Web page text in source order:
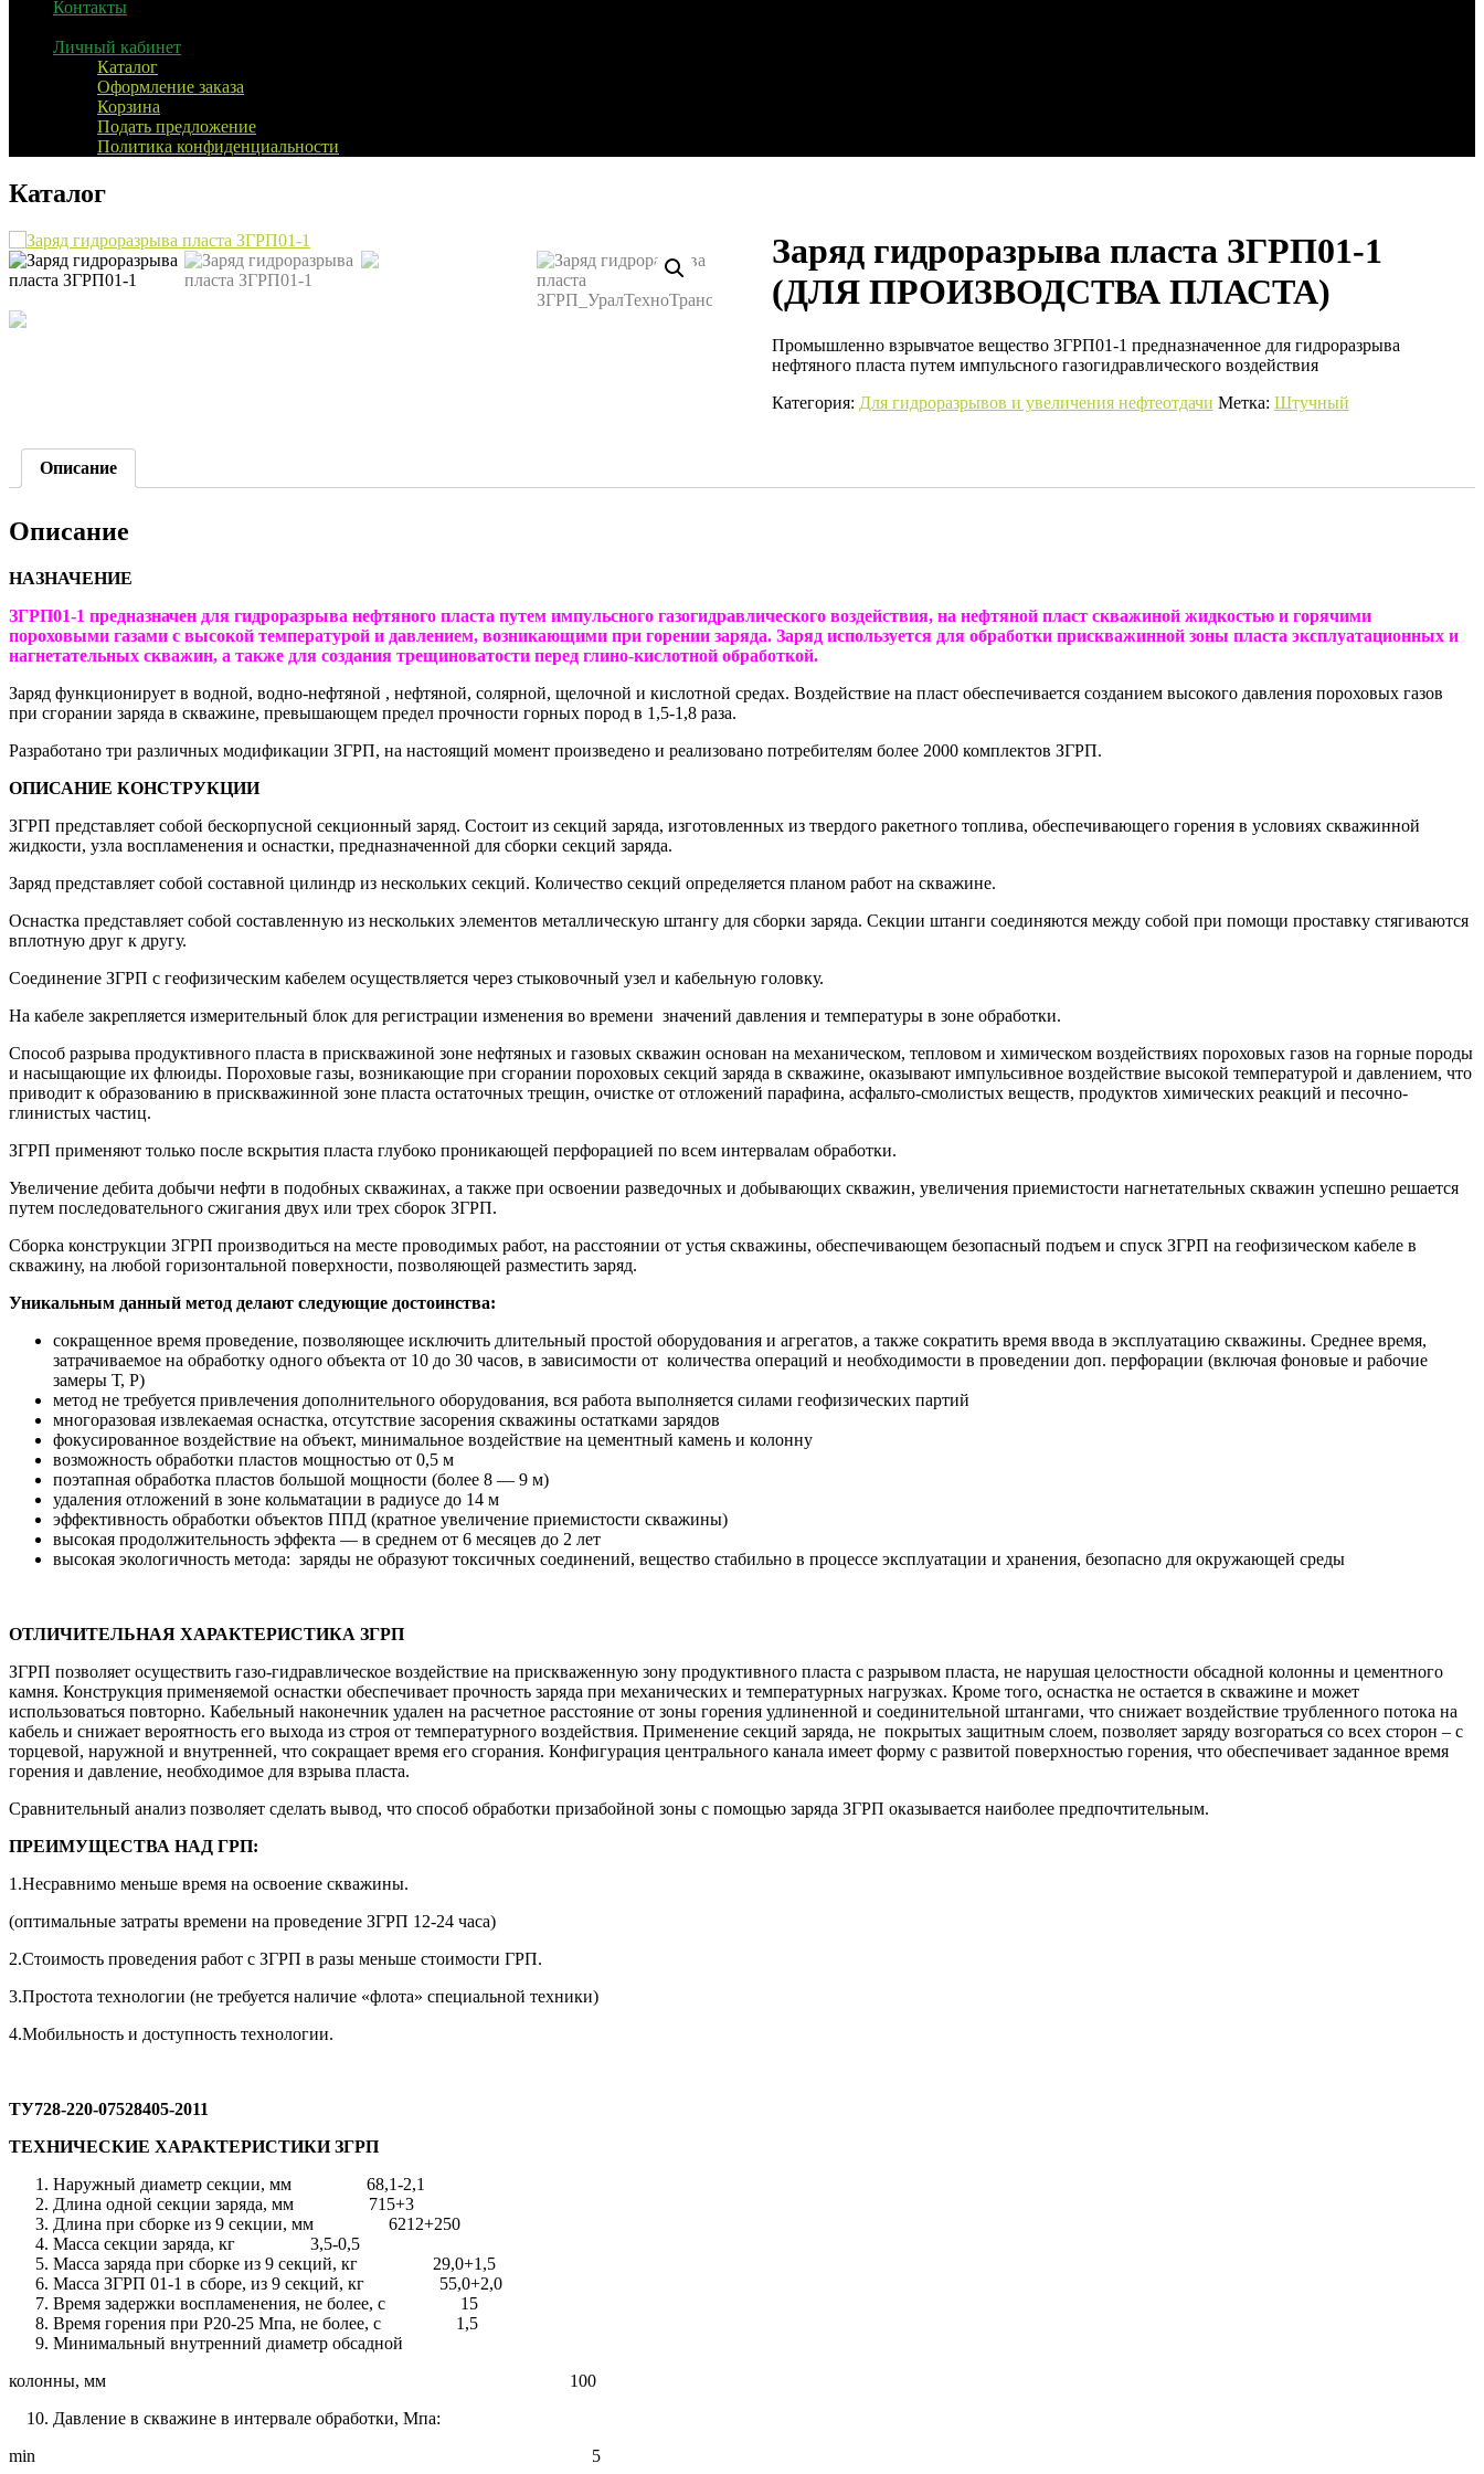
Контакты
Личный кабинет
Каталог
Оформление заказа
Корзина
Подать предложение
Политика конфиденциальности
Каталог
Заряд гидроразрыва пласта ЗГРП01-1
(ДЛЯ ПРОИЗВОДСТВА ПЛАСТА)
Промышленно взрывчатое вещество ЗГРП01-1 предназначенное для гидроразрыва
нефтяного пласта путем импульсного газогидравлического воздействия
Категория: Для гидроразрывов и увеличения нефтеотдачи Метка: Штучный
Описание
Описание
НАЗНАЧЕНИЕ
ЗГРП01-1 предназначен для гидроразрыва нефтяного пласта путем импульсного газогидравлического воздействия, на нефтяной пласт скважиной жидкостью и горячими
пороховыми газами с высокой температурой и давлением, возникающими при горении заряда. Заряд используется для обработки прискважинной зоны пласта эксплуатационных и
нагнетательных скважин, а также для создания трещиноватости перед глино-кислотной обработкой.
Заряд функционирует в водной, водно-нефтяной , нефтяной, солярной, щелочной и кислотной средах. Воздействие на пласт обеспечивается созданием высокого давления пороховых газов
при сгорании заряда в скважине, превышающем предел прочности горных пород в 1,5-1,8 раза.
Разработано три различных модификации ЗГРП, на настоящий момент произведено и реализовано потребителям более 2000 комплектов ЗГРП.
ОПИСАНИЕ КОНСТРУКЦИИ
ЗГРП представляет собой бескорпусной секционный заряд. Состоит из секций заряда, изготовленных из твердого ракетного топлива, обеспечивающего горения в условиях скважинной
жидкости, узла воспламенения и оснастки, предназначенной для сборки секций заряда.
Заряд представляет собой составной цилиндр из нескольких секций. Количество секций определяется планом работ на скважине.
Оснастка представляет собой составленную из нескольких элементов металлическую штангу для сборки заряда. Секции штанги соединяются между собой при помощи проставку стягиваются
вплотную друг к другу.
Соединение ЗГРП с геофизическим кабелем осуществляется через стыковочный узел и кабельную головку.
На кабеле закрепляется измерительный блок для регистрации изменения во времени значений давления и температуры в зоне обработки.
Способ разрыва продуктивного пласта в прискважиной зоне нефтяных и газовых скважин основан на механическом, тепловом и химическом воздействиях пороховых газов на горные породы
и насыщающие их флюиды. Пороховые газы, возникающие при сгорании пороховых секций заряда в скважине, оказывают импульсивное воздействие высокой температурой и давлением, что
приводит к образованию в прискважинной зоне пласта остаточных трещин, очистке от отложений парафина, асфальто-смолистых веществ, продуктов химических реакций и песочно-
глинистых частиц.
ЗГРП применяют только после вскрытия пласта глубоко проникающей перфорацией по всем интервалам обработки.
Увеличение дебита добычи нефти в подобных скважинах, а также при освоении разведочных и добывающих скважин, увеличения приемистости нагнетательных скважин успешно решается
путем последовательного сжигания двух или трех сборок ЗГРП.
Сборка конструкции ЗГРП производиться на месте проводимых работ, на расстоянии от устья скважины, обеспечивающем безопасный подъем и спуск ЗГРП на геофизическом кабеле в
скважину, на любой горизонтальной поверхности, позволяющей разместить заряд.
Уникальным данный метод делают следующие достоинства:
сокращенное время проведение, позволяющее исключить длительный простой оборудования и агрегатов, а также сократить время ввода в эксплуатацию скважины. Среднее время,
затрачиваемое на обработку одного объекта от 10 до 30 часов, в зависимости от количества операций и необходимости в проведении доп. перфорации (включая фоновые и рабочие
замеры Т, Р)
метод не требуется привлечения дополнительного оборудования, вся работа выполняется силами геофизических партий
многоразовая извлекаемая оснастка, отсутствие засорения скважины остатками зарядов
фокусированное воздействие на объект, минимальное воздействие на цементный камень и колонну
возможность обработки пластов мощностью от 0,5 м
поэтапная обработка пластов большой мощности (более 8 — 9 м)
удаления отложений в зоне кольматации в радиусе до 14 м
эффективность обработки объектов ППД (кратное увеличение приемистости скважины)
высокая продолжительность эффекта — в среднем от 6 месяцев до 2 лет
высокая экологичность метода: заряды не образуют токсичных соединений, вещество стабильно в процессе эксплуатации и хранения, безопасно для окружающей среды
ОТЛИЧИТЕЛЬНАЯ ХАРАКТЕРИСТИКА ЗГРП
ЗГРП позволяет осуществить газо-гидравлическое воздействие на прискваженную зону продуктивного пласта с разрывом пласта, не нарушая целостности обсадной колонны и цементного
камня. Конструкция применяемой оснастки обеспечивает прочность заряда при механических и температурных нагрузках. Кроме того, оснастка не остается в скважине и может
использоваться повторно. Кабельный наконечник удален на расчетное расстояние от зоны горения удлиненной и соединительной штангами, что снижает воздействие трубленного потока на
кабель и снижает вероятность его выхода из строя от температурного воздействия. Применение секций заряда, не покрытых защитным слоем, позволяет заряду возгораться со всех сторон – с
торцевой, наружной и внутренней, что сокращает время его сгорания. Конфигурация центрального канала имеет форму с развитой поверхностью горения, что обеспечивает заданное время
горения и давление, необходимое для взрыва пласта.
Сравнительный анализ позволяет сделать вывод, что способ обработки призабойной зоны с помощью заряда ЗГРП оказывается наиболее предпочтительным.
ПРЕИМУЩЕСТВА НАД ГРП:
1.Несравнимо меньше время на освоение скважины.
(оптимальные затраты времени на проведение ЗГРП 12-24 часа)
2.Стоимость проведения работ с ЗГРП в разы меньше стоимости ГРП.
3.Простота технологии (не требуется наличие «флота» специальной техники)
4.Мобильность и доступность технологии.
ТУ728-220-07528405-2011
ТЕХНИЧЕСКИЕ ХАРАКТЕРИСТИКИ ЗГРП
Наружный диаметр секции, мм 68,1-2,1
Длина одной секции заряда, мм 715+3
Длина при сборке из 9 секции, мм 6212+250
Масса секции заряда, кг 3,5-0,5
Масса заряда при сборке из 9 секций, кг 29,0+1,5
Масса ЗГРП 01-1 в сборе, из 9 секций, кг 55,0+2,0
Время задержки воспламенения, не более, с 15
Время горения при Р20-25 Мпа, не более, с 1,5
Минимальный внутренний диаметр обсадной
колонны, мм 100
Давление в скважине в интервале обработки, Мпа:
min 5